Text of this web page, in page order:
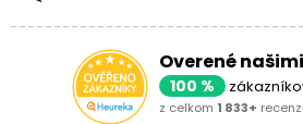
Overené
100 %
z celkom 1 833+